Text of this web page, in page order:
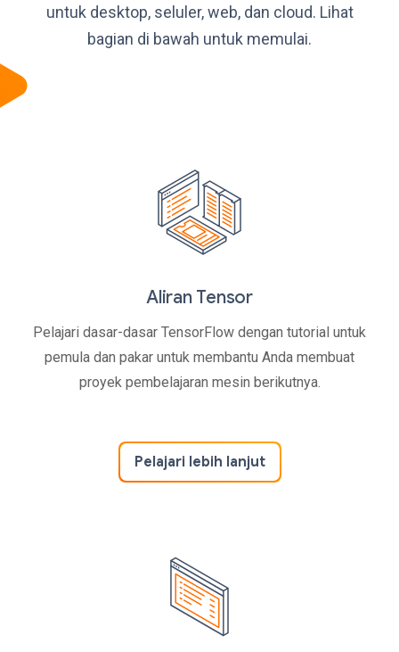
untuk desktop, seluler, web, dan cloud. Lihat
bagian di bawah untuk memulai.
Aliran Tensor
Pelajari dasar-dasar TensorFlow dengan tutorial untuk
pemula dan pakar untuk membantu Anda membuat
proyek pembelajaran mesin berikutnya.
Pelajari lebih lanjut